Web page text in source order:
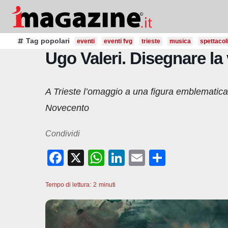
Salta
contenutoTag popolari eventi eventi fvg trieste musica spettacoli
Ugo Valeri. Disegnare la
A Trieste l’omaggio a una figura
Novecento
Condividi
F
c
e
b
X
W
at
s
A
Li
e
dI
E
di
vi
Tempo di lettura: 2 minuti